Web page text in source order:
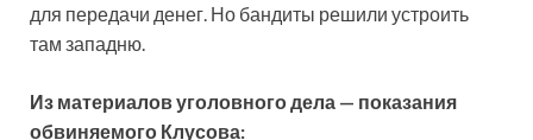
для передачи денег. Но бандиты решили устроить
там западню.
Из материалов уголовного дела — показания
обвиняемого Клусова: